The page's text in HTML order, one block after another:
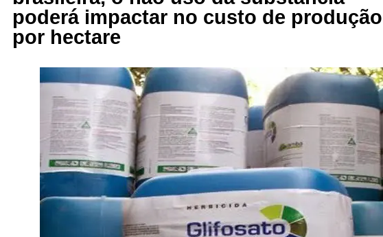
poderá impactar no custo de produção
por hectare